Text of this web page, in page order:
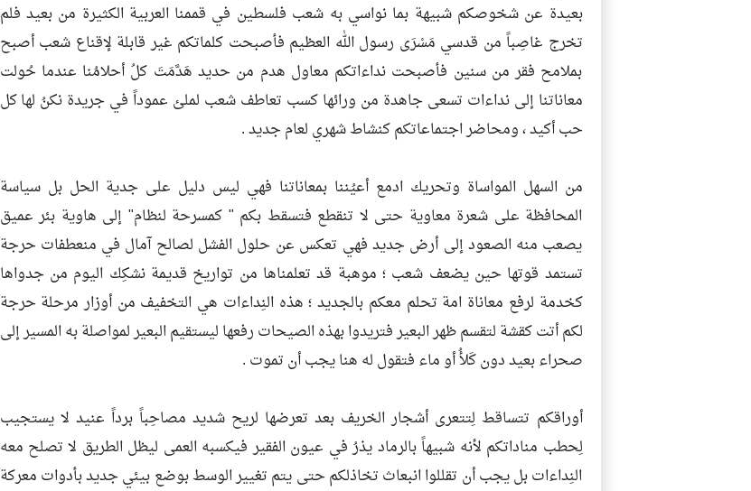
بعيدة عن شخوصكم شبيهة بما نواسي به شعب فلسطين في قممنا العربية الكثيرة من بعيد فلم
تخرج غاصِباً من قدسي مَسْرَى رسول الله العظيم فأصبحت كلماتكم غير قابلة لإقناع شعب أصبح
بملامح فقر من سنين فأصبحت نداءاتكم معاول هدم من حديد هَدَّمَتَ كلُ أحلامُنا عندما حُولت
معاناتنا إلى نداءات تسعى جاهدة من ورائها كسب تعاطف شعب لملئ عموداً في جريدة نكنُ لها كل
حب أكيد ، ومحاضر اجتماعاتكم كنشاط شهري لعام جديد .
من السهل المواساة وتحريك ادمع أعيُننا بمعاناتنا فهي ليس دليل على جدية الحل بل سياسة
المحافظة على شعرة معاوية حتى لا تنقطع فتسقط بكم " كمسرحة لنظام" إلى هاوية بئر عميق
يصعب منه الصعود إلى أرض جديد فهي تعكس عن حلول الفشل لصالح آمال في منعطفات حرجة
تستمد قوتها حين يضعف شعب ؛ موهبة قد تعلمناها من تواريخ قديمة نشكِك اليوم من جدواها
كخدمة لرفع معاناة امة تحلم معكم بالجديد ؛ هذه النِداءات هي التخفيف من أوزار مرحلة حرجة
لكم أتت كقشة لتقسم ظهر البعير فتريدوا بهذه الصيحات رفعها ليستقيم البعير لمواصلة به المسير إلى
صحراء بعيد دون كَلأُ أو ماء فتقول له هنا يجب أن تموت .
أوراقكم تتساقط لِتتعرى أشجار الخريف بعد تعرضها لريح شديد مصاحِباً برداً عنيد لا يستجيب
لِحطب مناداتكم لأنه شبيهاً بالرماد يذرُ في عيون الفقير فيكسبه العمى ليظل الطريق لا تصلح معه
النِداءات بل يجب أن تقللوا انبعاث تخاذلكم حتى يتم تغيير الوسط بوضع بيئي جديد بأدوات معركة